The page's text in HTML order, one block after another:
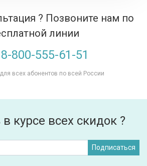
? Позвоните нам по
линии
8-800-555-61-51
всех абонентов по всей России
курсе всех скидок ?
Подписаться